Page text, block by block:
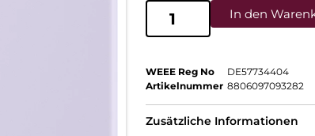
In den
WEEE Reg No
DE57734404
Artikelnummer 8806097093282
Zusätzliche Informationen